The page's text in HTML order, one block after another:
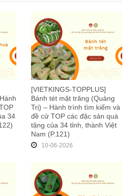
34
[VIETKINGS-TOPPLUS]
Bánh tét mặt trăng (Quảng
Trị) – Hành trình tìm kiếm và
đề cử TOP các đặc sản quà
tặng của 34 tỉnh, thành Việt
Nam (P.121)
10-06-2026